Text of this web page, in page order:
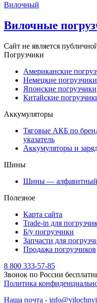
Вилочный
Вилочные
Сайт не является
Погрузчики
Американские
Немецкие погрузчики
Японские погрузчики
Китайские
Аккумуляторы
Тяговые АКБ по
указатель
Аккумуляторы и
Шины
Шины — алфавитный
Полезное
Карта сайта
Trade-in для
Б/у погрузчики
Запчасти для
Продажа погрузчиков
8 800 333-57-85
Звонок по России
Политика
Наша почта -